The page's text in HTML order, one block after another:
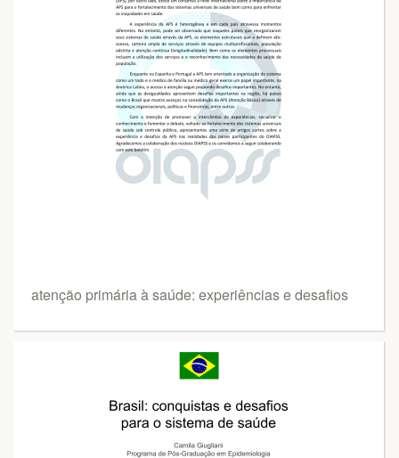
atenção primária à saúde: experiências e desafios